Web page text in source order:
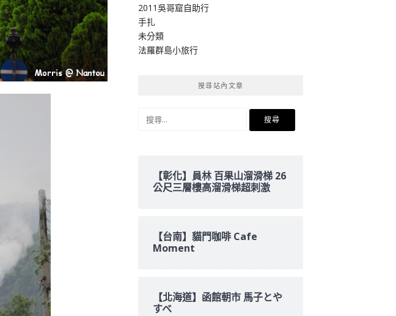
2011吳哥窟自助行
手扎
未分類
法羅群島小旅行
搜尋站內文章
【彰化】員林 百果山溜滑梯 26
公尺三層樓高溜滑梯超刺激
【台南】貓門咖啡 Cafe
Moment
【北海道】函館朝市 馬子とや
すべ